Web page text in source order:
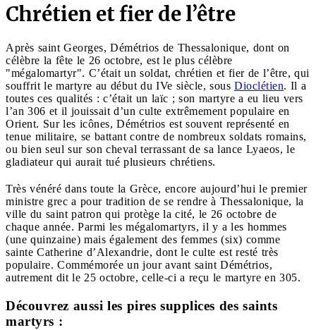
Chrétien et fier de l’être
Après saint Georges, Démétrios de Thessalonique, dont on
célèbre la fête le 26 octobre, est le plus célèbre
"mégalomartyr". C’était un soldat, chrétien et fier de l’être, qui
souffrit le martyre au début du IVe siècle, sous Dioclétien. Il a
toutes ces qualités : c’était un laïc ; son martyre a eu lieu vers
l’an 306 et il jouissait d’un culte extrêmement populaire en
Orient. Sur les icônes, Démétrios est souvent représenté en
tenue militaire, se battant contre de nombreux soldats romains,
ou bien seul sur son cheval terrassant de sa lance Lyaeos, le
gladiateur qui aurait tué plusieurs chrétiens.
Très vénéré dans toute la Grèce, encore aujourd’hui le premier
ministre grec a pour tradition de se rendre à Thessalonique, la
ville du saint patron qui protège la cité, le 26 octobre de
chaque année. Parmi les mégalomartyrs, il y a les hommes
(une quinzaine) mais également des femmes (six) comme
sainte Catherine d’Alexandrie, dont le culte est resté très
populaire. Commémorée un jour avant saint Démétrios,
autrement dit le 25 octobre, celle-ci a reçu le martyre en 305.
Découvrez aussi les pires supplices des saints
martyrs :